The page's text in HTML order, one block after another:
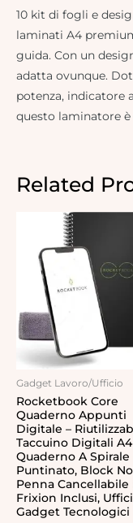
10 kit di fogli e
laminati A4
guida. Con un
adatta ovunque.
potenza, indicatore
questo laminatore è
Related
Gadget Lavoro/Ufficio
Rocketbook Core
Quaderno Appunti
Digitale –
Taccuino Digitali
Quaderno A Spirale
Puntinato, Block
Penna Cancellabile
Frixion Inclusi,
Gadget Tecnologici